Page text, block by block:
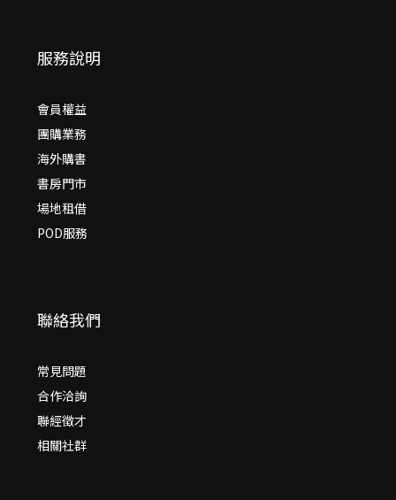
服務說明
會員權益
團購業務
海外購書
書房門市
場地租借
POD服務
聯絡我們
常見問題
合作洽詢
聯經徵才
相關社群